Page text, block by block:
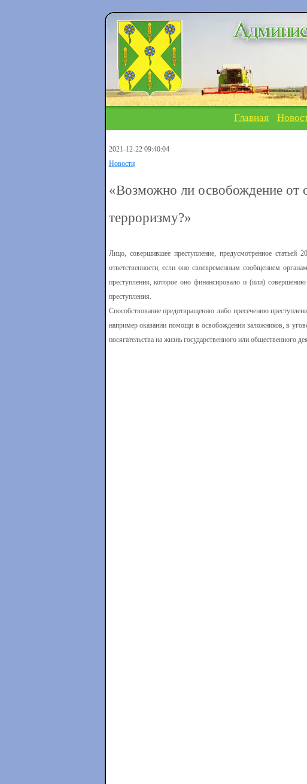
Главная
2021-12-22 09:40:04
Новости
«Возможно ли освобождение от
терроризму?»
Лицо, совершившее преступление, предусмотренное статьей
ответственности, если оно своевременным сообщением
преступления, которое оно финансировало и (или)
преступления.
Способствование предотвращению либо пресечению
например оказании помощи в освобождении заложников, в
посягательства на жизнь государственного или общественного